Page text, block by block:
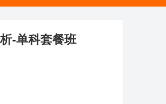
-单科套餐班